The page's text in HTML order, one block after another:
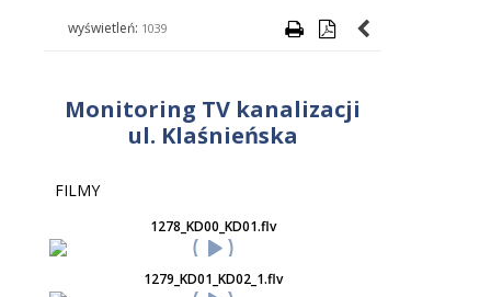
wyświetleń: 1039
Monitoring TV kanalizacji
ul. Klaśnieńska
FILMY
1278_KD00_KD01.flv
1279_KD01_KD02_1.flv